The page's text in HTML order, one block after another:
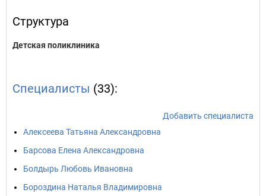
Структура
Детская поликлиника
Специалисты (33):
Добавить специалиста
Алексеева Татьяна Александровна
Барсова Елена Александровна
Болдырь Любовь Ивановна
Бороздина Наталья Владимировна